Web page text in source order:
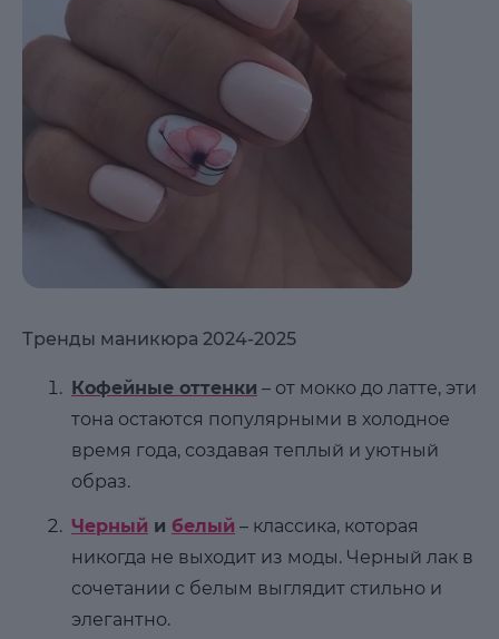
Тренды маникюра 2024-2025
Кофейные оттенки – от мокко до латте, эти
тона остаются популярными в холодное
время года, создавая теплый и уютный
образ.
Черный и белый – классика, которая
никогда не выходит из моды. Черный лак в
сочетании с белым выглядит стильно и
элегантно.